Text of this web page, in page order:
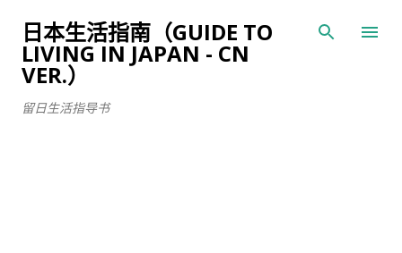
跳至主要内容
日本生活指南（GUIDE TO
LIVING IN JAPAN - CN
VER.）
留日生活指导书